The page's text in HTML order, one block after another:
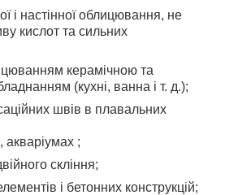
і настінної облицювання, не
кислот та сильних
керамічною та
(кухні, ванна і т. д.);
швів в плавальних
акваріумах ;
скління;
і бетонних конструкцій;